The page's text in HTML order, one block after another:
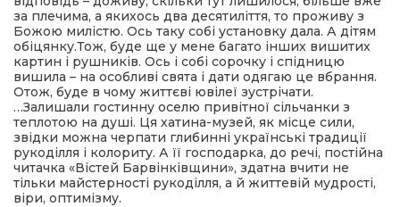
за плечима, а якихось два десятиліття, то проживу з
Божою милістю. Ось таку собі установку дала. А дітям
обіцянку.Тож, буде ще у мене багато інших вишитих
картин і рушників. Ось і собі сорочку і спідницю
вишила – на особливі свята і дати одягаю це вбрання.
Отож, буде в чому життєві ювілеї зустрічати.
…Залишали гостинну оселю привітної сільчанки з
теплотою на душі. Ця хатина-музей, як місце сили,
звідки можна черпати глибинні українські традиції
рукоділля і колориту. А її господарка, до речі, постійна
читачка «Вістей Барвінківщини», здатна вчити не
тільки майстерності рукоділля, а й життевій мудрості,
віри, оптимізму.